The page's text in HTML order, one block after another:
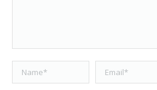
Name * Email *